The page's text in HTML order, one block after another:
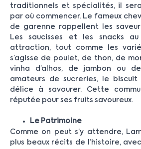
traditionnels et spécialités, il
par où commencer. Le fameux
de garenne rappellent les
Les saucisses et les snacks
attraction, tout comme les
s’agisse de poulet, de thon, de
vinha d’alhos, de jambon ou
amateurs de sucreries, le
délice à savourer. Cette
réputée pour ses fruits savoureux.
Le Patrimoine
Comme on peut s’y attendre,
plus beaux récits de l’histoire,